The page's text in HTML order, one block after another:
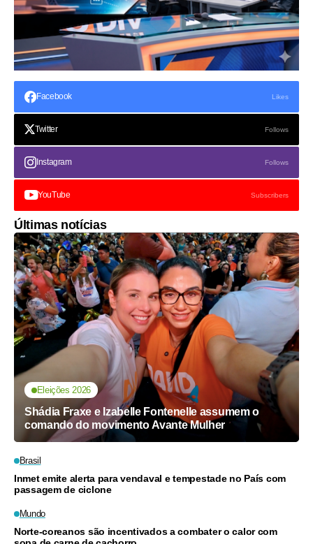
Facebook Likes
Twitter Follows
Instagram Follows
YouTube Subscribers
Últimas notícias
Eleições 2026
Shádia Fraxe e Izabelle Fontenelle assumem o
comando do movimento Avante Mulher
Brasil
Inmet emite alerta para vendaval e tempestade no País com
passagem de ciclone
Mundo
Norte-coreanos são incentivados a combater o calor com